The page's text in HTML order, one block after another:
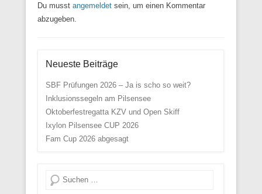
Du musst angemeldet sein, um einen Kommentar
abzugeben.
Neueste Beiträge
SBF Prüfungen 2026 – Ja is scho so weit?
Inklusionssegeln am Pilsensee
Oktoberfestregatta KZV und Open Skiff
Ixylon Pilsensee CUP 2026
Fam Cup 2026 abgesagt
Suche